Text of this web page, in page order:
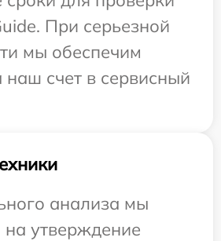
При серьезной
мы обеспечим
наш счет в сервисный
анализа мы
на утверждение